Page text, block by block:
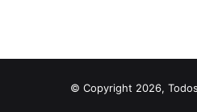
© Copyright 2026,